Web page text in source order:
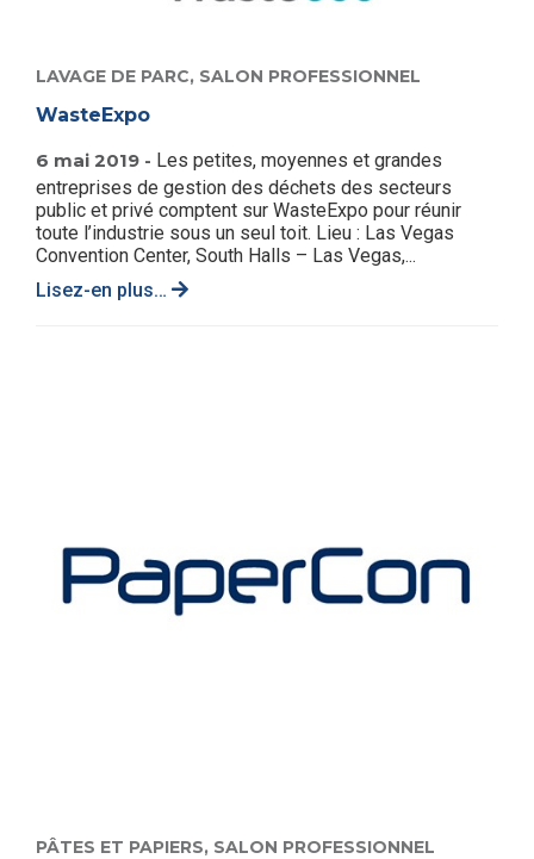
LAVAGE DE PARC, SALON PROFESSIONNEL
WasteExpo
6 mai 2019 - Les petites, moyennes et grandes
entreprises de gestion des déchets des secteurs
public et privé comptent sur WasteExpo pour réunir
toute l’industrie sous un seul toit. Lieu : Las Vegas
Convention Center, South Halls – Las Vegas,...
Lisez-en plus…
PÂTES ET PAPIERS, SALON PROFESSIONNEL